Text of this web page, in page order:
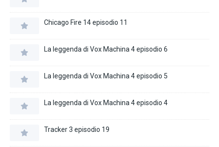
Chicago Fire 14 episodio 11
La leggenda di Vox Machina 4 episodio 6
La leggenda di Vox Machina 4 episodio 5
La leggenda di Vox Machina 4 episodio 4
Tracker 3 episodio 19